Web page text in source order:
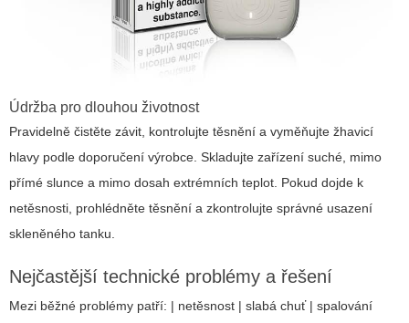
Údržba pro dlouhou životnost
Pravidelně čistěte závit, kontrolujte těsnění a vyměňujte žhavicí
hlavy podle doporučení výrobce. Skladujte zařízení suché, mimo
přímé slunce a mimo dosah extrémních teplot. Pokud dojde k
netěsnosti, prohlédněte těsnění a zkontrolujte správné usazení
skleněného tanku.
Nejčastější technické problémy a řešení
Mezi běžné problémy patří: | netěsnost | slabá chuť | spalování